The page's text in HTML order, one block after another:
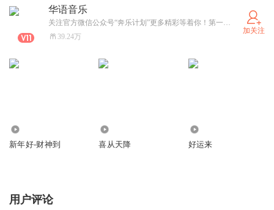
那伤痛未愈合又怎能投入另一个
妈妈你别逼我我会用心寻找
来了一个又飞了
华语音乐
关注官方微信公众号“奔乐计划”更多精彩等着你！第一时间发布最新最潮的华语流行音乐，不容错过！
39.24万
加关注
新年好-财神到 喜从天降 好运来
用户评论